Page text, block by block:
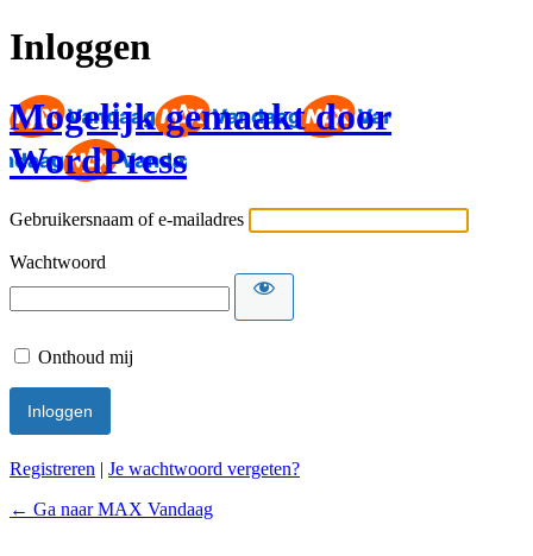
Inloggen
Mogelijk gemaakt door
WordPress
Gebruikersnaam of e-mailadres
Wachtwoord
Onthoud mij
Registreren | Je wachtwoord vergeten?
← Ga naar MAX Vandaag